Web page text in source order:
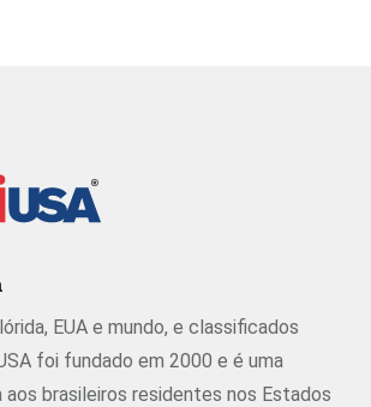
EUA e mundo, e classificados
foi fundado em 2000 e é uma
aos brasileiros residentes nos Estados